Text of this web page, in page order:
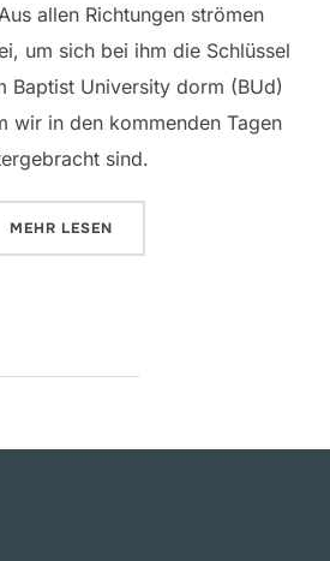
allen Richtungen strömen
um sich bei ihm die Schlüssel
Baptist University dorm (BUd)
wir in den kommenden Tagen
sind.
MEHR ÜBER „IN DER STADT DES
LESEN